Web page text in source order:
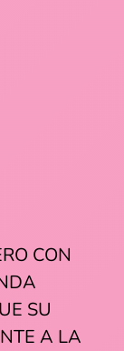
CON
SU
A LA